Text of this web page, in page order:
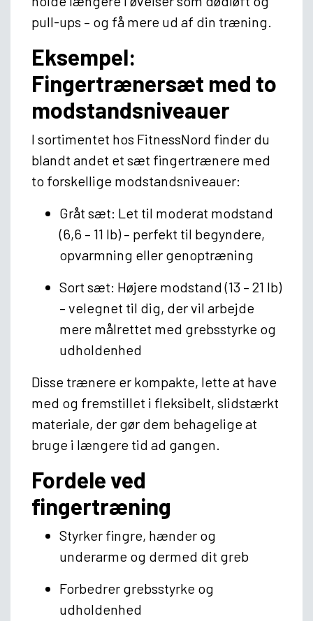
pull-ups – og få mere ud af din træning.
Eksempel:
Fingertrænersæt med to
modstandsniveauer
I sortimentet hos FitnessNord finder du
blandt andet et sæt fingertrænere med
to forskellige modstandsniveauer:
Gråt sæt: Let til moderat modstand
(6,6 – 11 lb) – perfekt til begyndere,
opvarmning eller genoptræning
Sort sæt: Højere modstand (13 – 21 lb)
– velegnet til dig, der vil arbejde
mere målrettet med grebsstyrke og
udholdenhed
Disse trænere er kompakte, lette at have
med og fremstillet i fleksibelt, slidstærkt
materiale, der gør dem behagelige at
bruge i længere tid ad gangen.
Fordele ved
fingertræning
Styrker fingre, hænder og
underarme og dermed dit greb
Forbedrer grebsstyrke og
udholdenhed